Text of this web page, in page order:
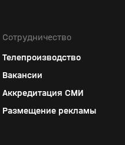
Сотрудничество
Телепроизводство
Вакансии
Аккредитация СМИ
Размещение рекламы